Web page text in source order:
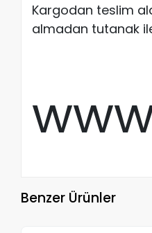
Kargodan teslim
almadan tutanak
Benzer Ürünler